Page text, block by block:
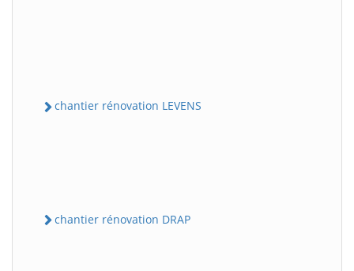
chantier rénovation LEVENS
chantier rénovation DRAP